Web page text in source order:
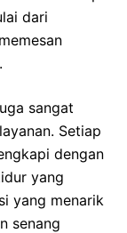
dari
sangat
Setiap
dengan
yang
yang menarik
senang